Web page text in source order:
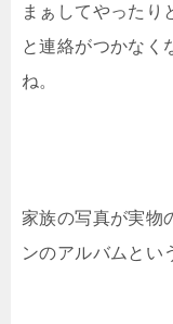
まぁしてやったり
と連絡がつかなく
ね。
家族の写真が実物
ンのアルバムとい